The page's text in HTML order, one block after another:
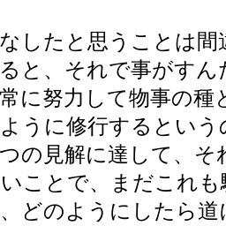
したと思うことは
と、それで事がす
に努力して物事の
うに修行するとい
の見解に達して、
ことで、まだこれ
どのようにしたら